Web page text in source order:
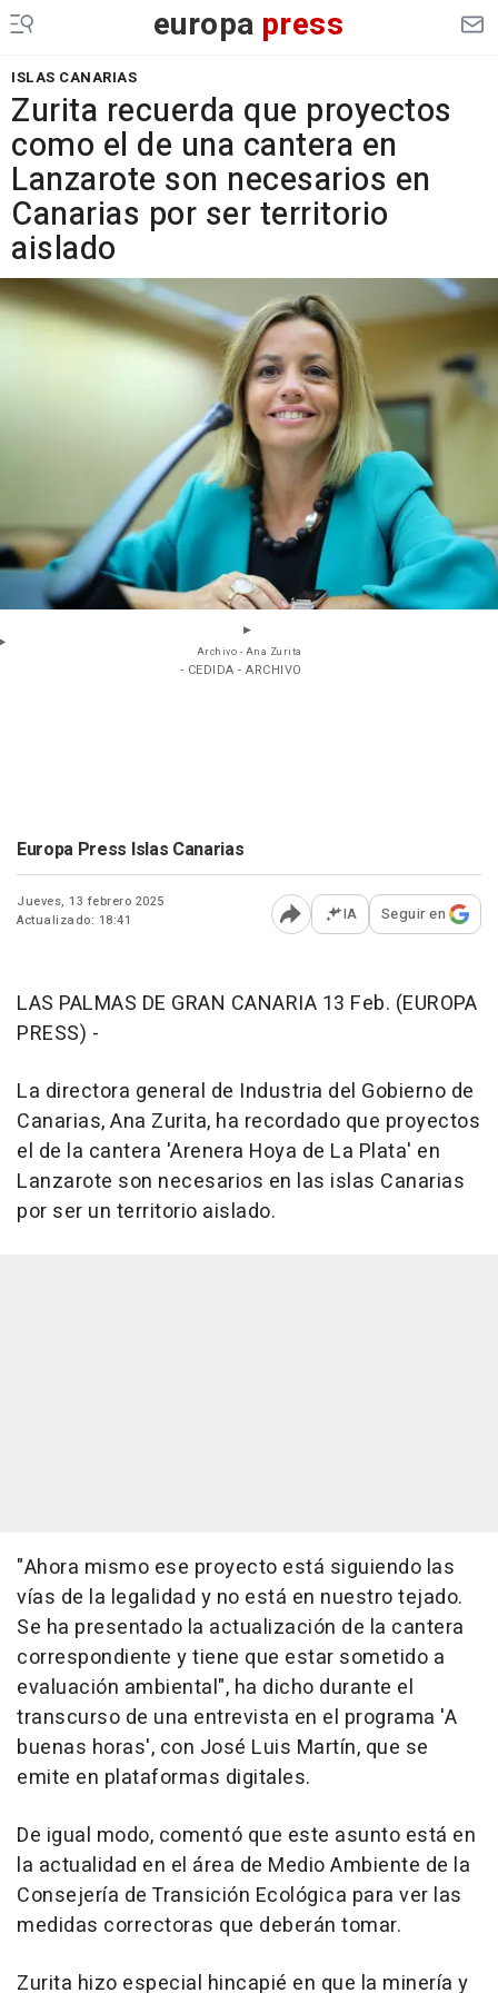
europa press
ISLAS CANARIAS
Zurita recuerda que proyectos
como el de una cantera en
Lanzarote son necesarios en
Canarias por ser territorio
aislado
Archivo - Ana Zurita
- CEDIDA - ARCHIVO
Europa Press Islas Canarias
Jueves, 13 febrero 2025
Actualizado: 18:41
Abrir opciones para
IA Seguir en
LAS PALMAS DE GRAN CANARIA 13 Feb. (EUROPA
PRESS) -
La directora general de Industria del Gobierno de
Canarias, Ana Zurita, ha recordado que proyectos
el de la cantera 'Arenera Hoya de La Plata' en
Lanzarote son necesarios en las islas Canarias
por ser un territorio aislado.
"Ahora mismo ese proyecto está siguiendo las
vías de la legalidad y no está en nuestro tejado.
Se ha presentado la actualización de la cantera
correspondiente y tiene que estar sometido a
evaluación ambiental", ha dicho durante el
transcurso de una entrevista en el programa 'A
buenas horas', con José Luis Martín, que se
emite en plataformas digitales.
De igual modo, comentó que este asunto está en
la actualidad en el área de Medio Ambiente de la
Consejería de Transición Ecológica para ver las
medidas correctoras que deberán tomar.
Zurita hizo especial hincapié en que la minería y